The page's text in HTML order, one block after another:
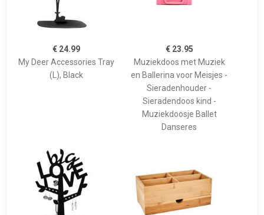
€ 24.99
My Deer Accessories Tray
(L), Black
€ 23.95
Muziekdoos met Muziek
en Ballerina voor Meisjes -
Sieradenhouder -
Sieradendoos kind -
Muziekdoosje Ballet
Danseres